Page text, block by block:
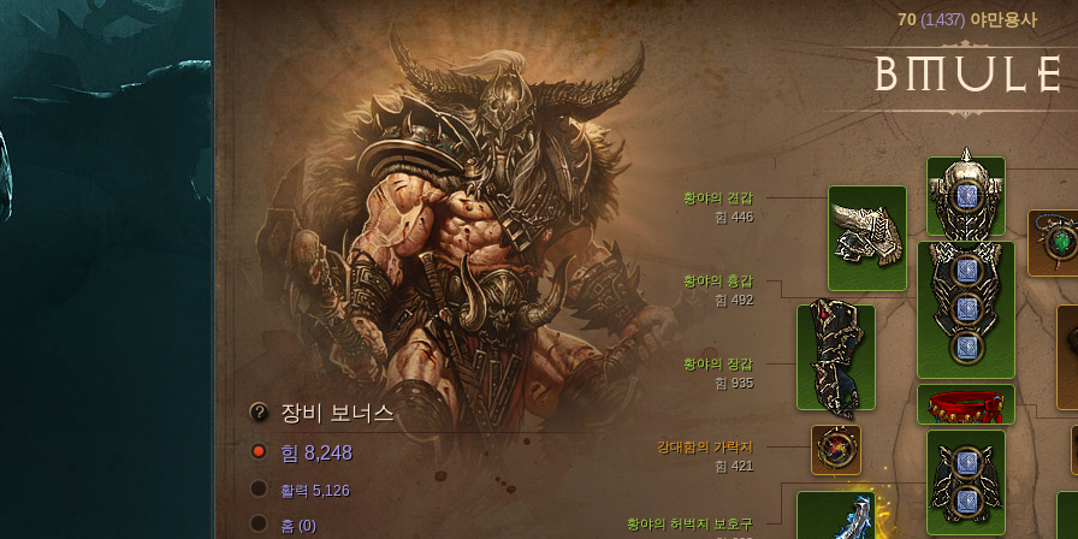
70(1,437)야만용사
BMULE
황야의 흉갑
힘 492
황야의 장갑
힘 935
황야의 견갑
힘 446
황야의 허벅지 보호구
강대함의 가락지
힘 421
장비 보너스
힘 8,248
활력 5,126
홈 (0)